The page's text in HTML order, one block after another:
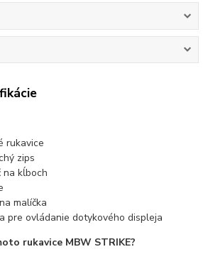
rukavice
zips
na kĺboch
malíčka
pre ovládanie dotykového displeja
rukavice MBW STRIKE?